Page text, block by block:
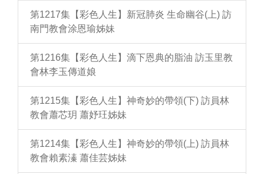
第1217集【彩色人生】新冠肺炎 生命幽谷(上) 訪
南門教會涂恩瑜姊妹
第1216集【彩色人生】滴下恩典的脂油 訪玉里教
會林李玉傳道娘
第1215集【彩色人生】神奇妙的帶領(下) 訪員林
教會蕭芯玥 蕭妤玨姊妹
第1214集【彩色人生】神奇妙的帶領(上) 訪員林
教會賴素溱 蕭佳芸姊妹